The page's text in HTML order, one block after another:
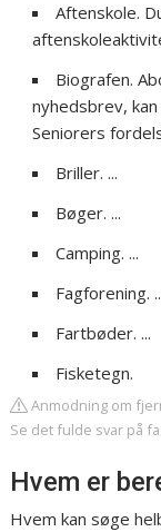
Aftenskole.
Biografen.
nyhedsbrev,
Seniorers
Briller. ...
Bøger. ...
Camping. ...
Fagforening.
Fartbøder. ...
Fisketegn.
Anmodning om
Se det fulde svar på
Hvem er
Hvem kan søge